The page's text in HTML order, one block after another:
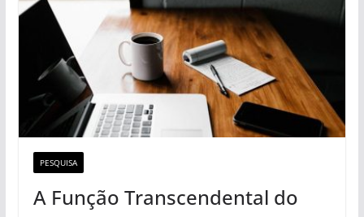
PESQUISA
A Função Transcendental do